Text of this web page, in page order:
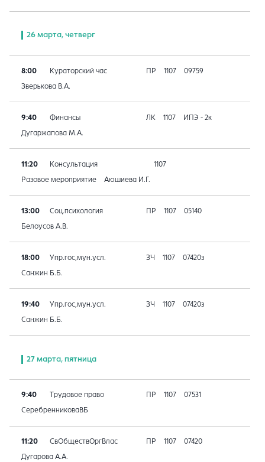
26 марта, четверг
8:00 Кураторский час ПР 1107 09759
Зверькова В.А.
9:40 Финансы ЛК 1107 ИПЭ - 2к
Дугаржапова М.А.
11:20 Консультация 1107
Разовое мероприятие Аюшиева И.Г.
13:00 Соц.психология ПР 1107 05140
Белоусов А.В.
18:00 Упр.гос,мун.усл. ЗЧ 1107 07420з
Санжин Б.Б.
19:40 Упр.гос,мун.усл. ЗЧ 1107 07420з
Санжин Б.Б.
27 марта, пятница
9:40 Трудовое право ПР 1107 07531
СеребренниковаВБ
11:20 СвОбществОргВлас ПР 1107 07420
Дугарова А.А.